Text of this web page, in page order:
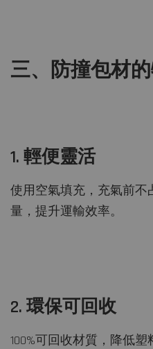
三、防撞包材
1. 輕便靈活
使用空氣填充，充氣前
量，提升運輸效率。
2. 環保可回收
100%可回收材質，降低塑